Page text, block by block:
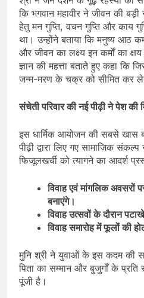
कि भगवान महावीर ने जीवन की
हेतु मन गुप्ति, वचन गुप्ति और काय
था। उन्होंने बताया कि मनुष्य आठ
और जीवन का लक्ष्य इन कर्मों का
ज्ञान की महत्ता बताते हुए कहा कि
जन्म-मरण के चक्र को सीमित कर
संचेती परिवार की नई पीढ़ी ने पेश की
इस धार्मिक आयोजन की सबसे खास
पीढ़ी द्वारा लिए गए सामाजिक
फिजूलखर्ची को त्यागने का आदर्श
विवाह एवं मांगलिक अवसरों
बनाएंगे।
विवाह उत्सवों के दौरान
विवाह समारोह में फूलों की
मुनि श्री ने युवाओं के इस कदम की
पिता का सम्मान और बुजुर्गों के प्रति
पूंजी है।